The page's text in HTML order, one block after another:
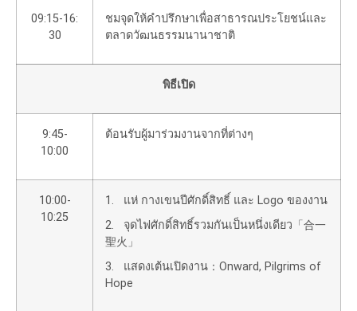
09:15-16:
30
ชมจุดให้คำปรึกษาเพื่อสาธารณประโยชน์และ
ตลาดวัฒนธรรมนานาชาติ
พิธีเปิด
9:45-
10:00
ต้อนรับผู้มาร่วมงานจากที่ต่างๆ
10:00-
10:25
1. แห่ กางเขนปีศักดิ์สิทธิ์ และ Logo ของงาน
2. จุดไฟศักดิ์สิทธิ์รวมกันเป็นหนึ่งเดียว「合一
聖火」
3. แสดงเต้นเปิดงาน：Onward, Pilgrims of
Hope